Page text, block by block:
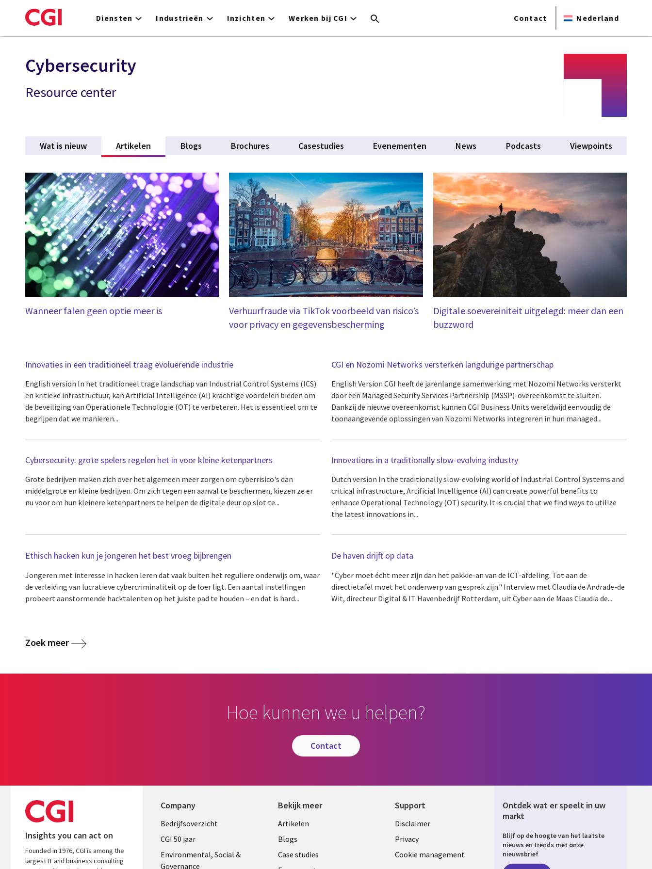
to
Diensten Industrieën Inzichten Werken bij CGI Contact Nederland
Cybersecurity
Resource center
Wat is nieuw Artikelen (active tab)
Blogs Brochures Casestudies Evenementen News Podcasts Viewpoints
Wanneer falen geen optie meer is
Verhuurfraude via TikTok voorbeeld van risico’s
voor privacy en gegevensbescherming
Digitale soevereiniteit uitgelegd: meer dan een
buzzword
Innovaties in een traditioneel traag evoluerende industrie
English version In het traditioneel trage landschap van Industrial Control Systems (ICS)
en kritieke infrastructuur, kan Artificial Intelligence (AI) krachtige voordelen bieden om
de beveiliging van Operationele Technologie (OT) te verbeteren. Het is essentieel om te
begrijpen dat we manieren...
CGI en Nozomi Networks versterken langdurige partnerschap
English Version CGI heeft de jarenlange samenwerking met Nozomi Networks versterkt
door een Managed Security Services Partnership (MSSP)-overeenkomst te sluiten.
Dankzij de nieuwe overeenkomst kunnen CGI Business Units wereldwijd eenvoudig de
toonaangevende oplossingen van Nozomi Networks integreren in hun managed...
Cybersecurity: grote spelers regelen het in voor kleine ketenpartners
Grote bedrijven maken zich over het algemeen meer zorgen om cyberrisico's dan
middelgrote en kleine bedrijven. Om zich tegen een aanval te beschermen, kiezen ze er
nu voor om hun kleinere ketenpartners te helpen de digitale deur op slot te...
Innovations in a traditionally slow-evolving industry
Dutch version In the traditionally slow-evolving world of Industrial Control Systems and
critical infrastructure, Artificial Intelligence (AI) can create powerful benefits to
enhance Operational Technology (OT) security. It is crucial that we find ways to utilize
the latest innovations in...
Ethisch hacken kun je jongeren het best vroeg bijbrengen
Jongeren met interesse in hacken leren dat vaak buiten het reguliere onderwijs om, waar
de verleiding van lucratieve cybercriminaliteit op de loer ligt. Een aantal instellingen
probeert aanstormende hacktalenten op het juiste pad te houden – en dat is hard...
De haven drijft op data
"Cyber moet écht meer zijn dan het pakkie-an van de ICT-afdeling. Tot aan de
directietafel moet het onderwerp van gesprek zijn." Interview met Claudia de Andrade-de
Wit, directeur Digital & IT Havenbedrijf Rotterdam, uit Cyber aan de Maas Claudia de...
Zoek meer
Hoe kunnen we u helpen?
contact
Insights you can act on
Founded in 1976, CGI is among the
largest IT and business consulting
Company
Useful
links
NETHERLANDS
Bedrijfsoverzicht
CGI 50 jaar
Environmental, Social &
Governance
Bekijk meer
Library
Links
NETHERLANDS
Artikelen
Blogs
Case studies
Support
Legal
NETHERLANDS
Disclaimer
Privacy
Cookie management
Ontdek wat er speelt in uw
markt
Blijf op de hoogte van het laatste
nieuws en trends met onze
nieuwsbrief